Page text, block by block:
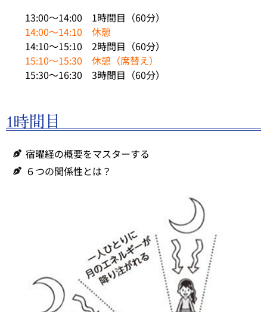
13:00～14:00 1時間目（60分）
14:00～14:10 休憩
14:10～15:10 2時間目（60分）
15:10～15:30 休憩（席替え）
15:30～16:30 3時間目（60分）
1時間目
宿曜経の概要をマスターする
６つの関係性とは？